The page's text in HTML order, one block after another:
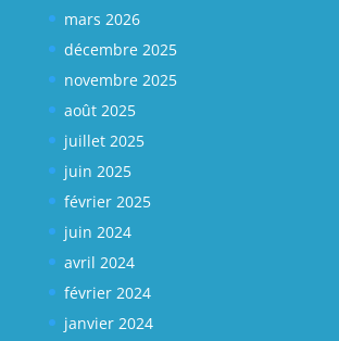
mars 2026
décembre 2025
novembre 2025
août 2025
juillet 2025
juin 2025
février 2025
juin 2024
avril 2024
février 2024
janvier 2024